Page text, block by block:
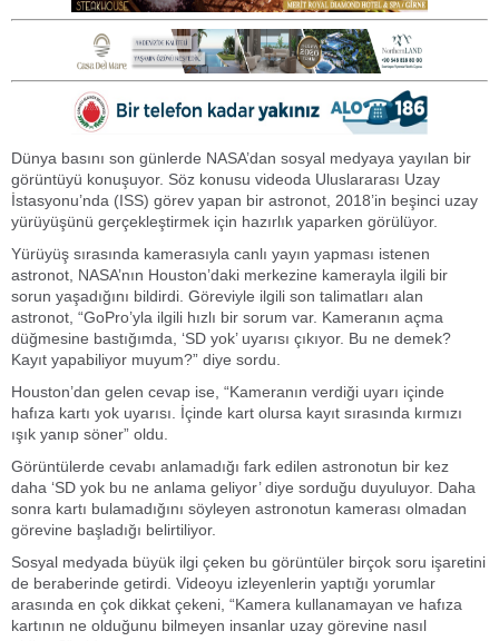
Dünya basını son günlerde NASA’dan sosyal medyaya yayılan bir
görüntüyü konuşuyor. Söz konusu videoda Uluslararası Uzay
İstasyonu’nda (ISS) görev yapan bir astronot, 2018’in beşinci uzay
yürüyüşünü gerçekleştirmek için hazırlık yaparken görülüyor.
Yürüyüş sırasında kamerasıyla canlı yayın yapması istenen
astronot, NASA’nın Houston’daki merkezine kamerayla ilgili bir
sorun yaşadığını bildirdi. Göreviyle ilgili son talimatları alan
astronot, “GoPro’yla ilgili hızlı bir sorum var. Kameranın açma
düğmesine bastığımda, ‘SD yok’ uyarısı çıkıyor. Bu ne demek?
Kayıt yapabiliyor muyum?” diye sordu.
Houston’dan gelen cevap ise, “Kameranın verdiği uyarı içinde
hafıza kartı yok uyarısı. İçinde kart olursa kayıt sırasında kırmızı
ışık yanıp söner” oldu.
Görüntülerde cevabı anlamadığı fark edilen astronotun bir kez
daha ‘SD yok bu ne anlama geliyor’ diye sorduğu duyuluyor. Daha
sonra kartı bulamadığını söyleyen astronotun kamerası olmadan
görevine başladığı belirtiliyor.
Sosyal medyada büyük ilgi çeken bu görüntüler birçok soru işaretini
de beraberinde getirdi. Videoyu izleyenlerin yaptığı yorumlar
arasında en çok dikkat çekeni, “Kamera kullanamayan ve hafıza
kartının ne olduğunu bilmeyen insanlar uzay görevine nasıl